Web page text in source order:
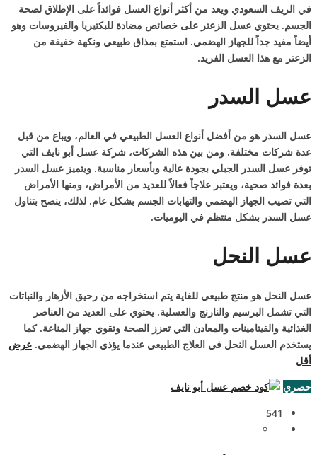
في الريف السعودي ويعد من أكثر أنواع العسل فوائداً على الإطلاق لصحة
الجسم. يحتوي عسل الزعتر على خصائص مضادة للبكتيريا والفيروسات وهو
أيضاً مفيد جداً للجهاز الهضمي. استمتع بمذاق طبيعي ونكهة خفيفة من
الزعتر مع هذا العسل الفريد.
عسل السدر
عسل السدر هو من أفضل أنواع العسل الطبيعي في العالم، ويباع من قبل
عدة شركات مختلفة. ومن بين هذه الشركات، شركة عسل أبو نايف التي
توفر عسل السدر الجبلي بجودة عالية وبأسعار مناسبة. ويتميز عسل السدر
بعدة فوائد صحية، ويعتبر علاجاً فعالاً للعديد من الأمراض، ومنها الأمراض
التي تصيب الجهاز الهضمي والتهابات الجسم بشكل عام. لذلك، ينصح بتناول
عسل السدر بشكل منتظم في اليوميات.
عسل النحل
عسل النحل هو منتج طبيعي للغاية يتم استخراجه من رحيق الأزهار والنباتات
التي تشمل البرسيم والنارنج والعسلية. يحتوي على العديد من العناصر
الغذائية والفيتامينات والمعادن التي تعزز الصحة وتقوي جهاز المناعة. كما
يستخدم العسل النحل في العلاج الطبيعي عندما يؤذي الجهاز الهضمي. عرض
أقل
حصري
541